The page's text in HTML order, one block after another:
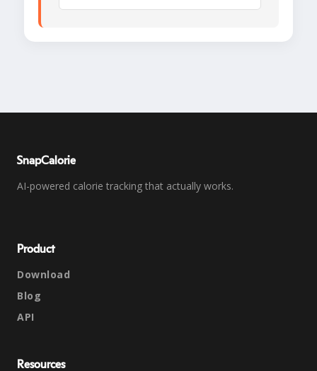
SnapCalorie
AI-powered calorie tracking that actually works.
Product
Download
Blog
API
Resources